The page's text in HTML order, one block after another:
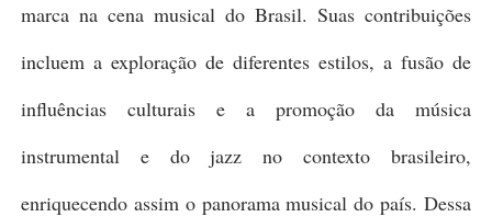
marca na cena musical do Brasil. Suas contribuições
incluem a exploração de diferentes estilos, a fusão de
influências culturais e a promoção da música
instrumental e do jazz no contexto brasileiro,
enriquecendo assim o panorama musical do país. Dessa